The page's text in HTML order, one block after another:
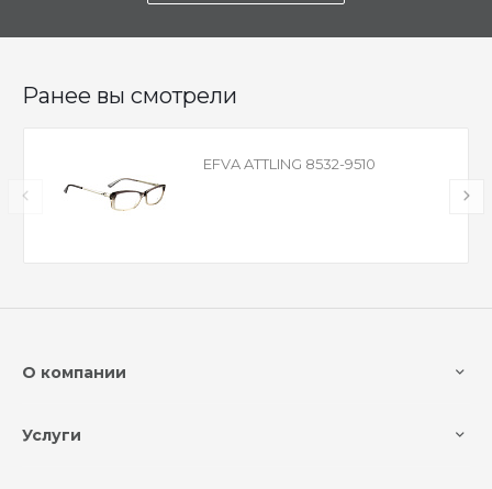
Ранее вы смотрели
EFVA ATTLING 8532-9510
О компании
Услуги